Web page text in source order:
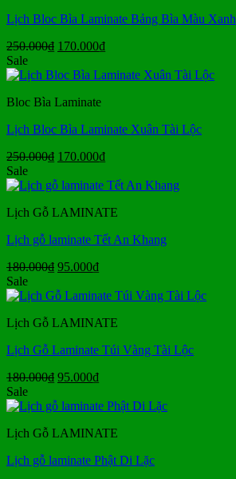
Lịch Bloc Bìa Laminate Bảng Bìa Màu Xanh
250.000₫ Giá
là:
170.000₫Giá
tại
Sale
Bloc Bìa Laminate
Lịch Bloc Bìa Laminate Xuân Tài Lộc
250.000₫ Giá
là:
170.000₫Giá
tại
170.000₫.
Sale
Lịch Gỗ LAMINATE
Lịch gỗ laminate Tết An Khang
180.000₫ Giá
là:
95.000₫Giá
tại
95.000₫.
Sale
Lịch Gỗ LAMINATE
Lịch Gỗ Laminate Túi Vàng Tài Lộc
180.000₫ Giá
là:
95.000₫Giá
tại
95.000₫.
Sale
Lịch Gỗ LAMINATE
Lịch gỗ laminate Phật Di Lặc